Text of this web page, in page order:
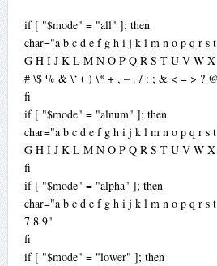
if [ "$mode" = "all" ]; then
char="a b c d e f g h i j k l m n o p q r
G H I J K L M N O P Q R S T U V W
# \$ % & \‘ ( ) \* + , – . / : ; & < = > ?
fi
if [ "$mode" = "alnum" ]; then
char="a b c d e f g h i j k l m n o p q r
G H I J K L M N O P Q R S T U V W
fi
if [ "$mode" = "alpha" ]; then
char="a b c d e f g h i j k l m n o p q r s
7 8 9"
fi
if [ "$mode" = "lower" ]; then